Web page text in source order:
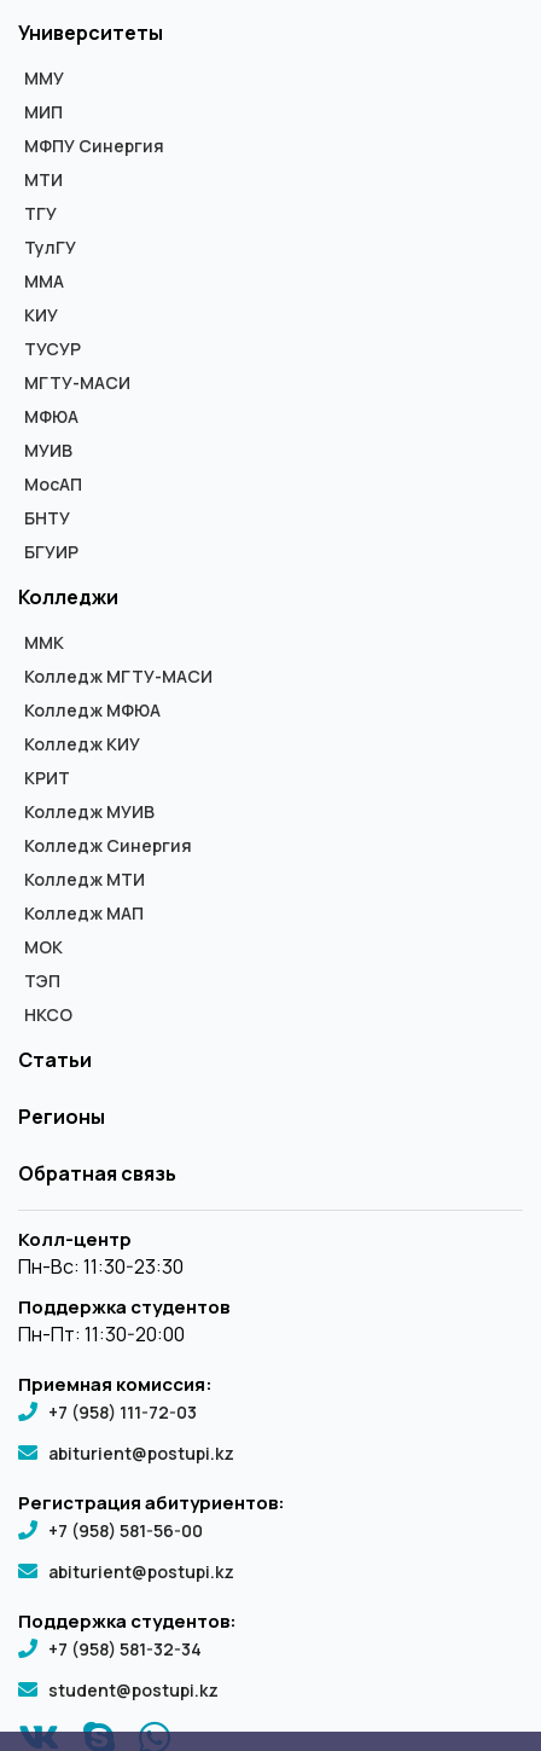
Университеты
ММУ
МИП
МФПУ Синергия
МТИ
ТГУ
ТулГУ
ММА
КИУ
ТУСУР
МГТУ-МАСИ
МФЮА
МУИВ
МосАП
БНТУ
БГУИР
Колледжи
ММК
Колледж МГТУ-МАСИ
Колледж МФЮА
Колледж КИУ
КРИТ
Колледж МУИВ
Колледж Синергия
Колледж МТИ
Колледж МАП
МОК
ТЭП
НКСО
Статьи
Регионы
Обратная связь
Колл-центр
Пн-Вс: 11:30-23:30
Поддержка студентов
Пн-Пт: 11:30-20:00
Приемная комиссия:
+7 (958) 111-72-03
abiturient@postupi.kz
Регистрация абитуриентов:
+7 (958) 581-56-00
abiturient@postupi.kz
Поддержка студентов:
+7 (958) 581-32-34
student@postupi.kz